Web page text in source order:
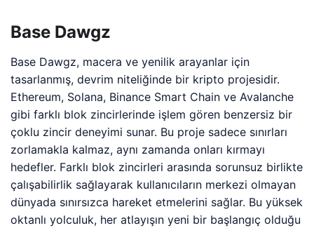
Base Dawgz
Base Dawgz, macera ve yenilik arayanlar için
tasarlanmış, devrim niteliğinde bir kripto projesidir.
Ethereum, Solana, Binance Smart Chain ve Avalanche
gibi farklı blok zincirlerinde işlem gören benzersiz bir
çoklu zincir deneyimi sunar. Bu proje sadece sınırları
zorlamakla kalmaz, aynı zamanda onları kırmayı
hedefler. Farklı blok zincirleri arasında sorunsuz birlikte
çalışabilirlik sağlayarak kullanıcıların merkezi olmayan
dünyada sınırsızca hareket etmelerini sağlar. Bu yüksek
oktanlı yolculuk, her atlayışın yeni bir başlangıç olduğu